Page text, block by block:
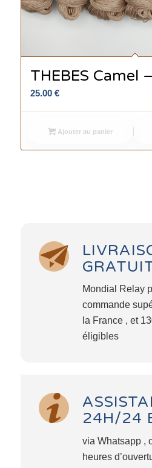
THEBES Camel
25.00 €
Ajouter au panier
Mondial Relay
commande
la France , et
éligibles
24H/24
via Whatsapp ,
heures